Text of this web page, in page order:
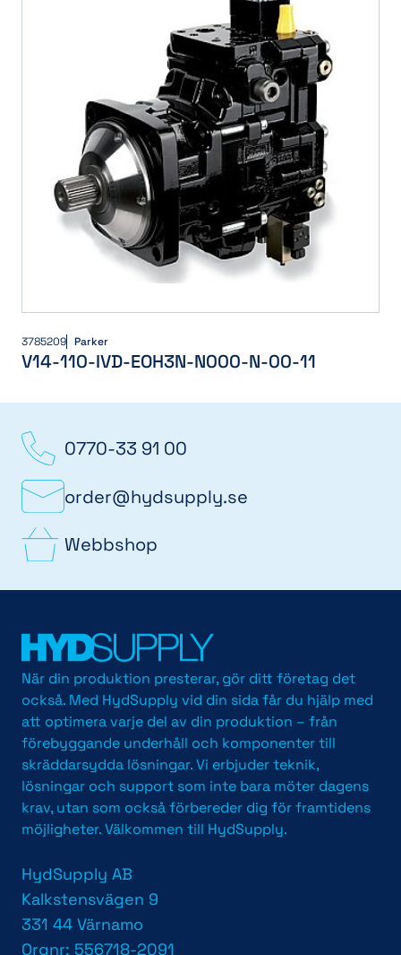
3785209 Parker
V14-110-IVD-EOH3N-N000-N-00-11
0770-33 91 00
order@hydsupply.se
Webbshop
När din produktion presterar, gör ditt företag det
också. Med HydSupply vid din sida får du hjälp med
att optimera varje del av din produktion – från
förebyggande underhåll och komponenter till
skräddarsydda lösningar. Vi erbjuder teknik,
lösningar och support som inte bara möter dagens
krav, utan som också förbereder dig för framtidens
möjligheter. Välkommen till HydSupply.
HydSupply AB
Kalkstensvägen 9
331 44 Värnamo
Orgnr: 556718-2091